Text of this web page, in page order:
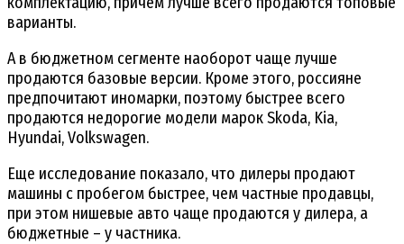
варианты.
А в бюджетном сегменте наоборот чаще лучше
продаются базовые версии. Кроме этого, россияне
предпочитают иномарки, поэтому быстрее всего
продаются недорогие модели марок Skoda, Kia,
Hyundai, Volkswagen.
Еще исследование показало, что дилеры продают
машины с пробегом быстрее, чем частные продавцы,
при этом нишевые авто чаще продаются у дилера, а
бюджетные – у частника.